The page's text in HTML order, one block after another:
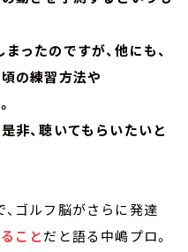
ったのですが、他にも、
の練習方法や
非、聴いてもらいたいと
ゴルフ脳がさらに発達
ことだと語る中嶋プロ。